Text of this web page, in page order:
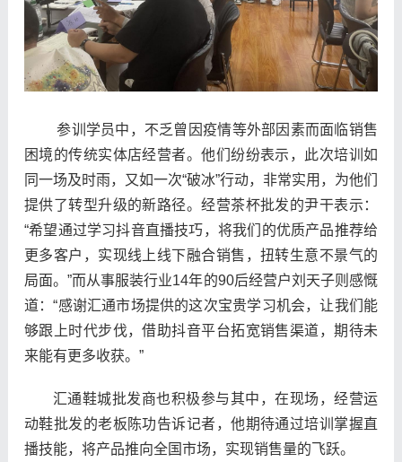
参训学员中，不乏 曾 因疫情等外部因素而面临销售
困境的传统实体店经营者。他们纷纷表示，此次培训如
同一场及时雨， 又如一次“破冰”行动，非常实用， 为他们
提供了转型升级的新路径。经营茶杯批发的尹干表示：
“希望通过学习抖音直播技巧，将我们的优质产品推荐给
更多客户，实现线上线下融合销售，扭转生意不景气的
局面。”而从事服装行业14年的90后经营户刘天子则感慨
道：“感谢汇通市场提供的这次宝贵学习机会，让我们能
够跟上时代步伐，借助抖音平台拓宽销售渠道，期待未
来能有更多收获。”
汇通鞋城批发商也积极参与其中，在现场，经营运
动鞋批发的老板陈功告诉记者，他期待通过培训掌握直
播技能，将产品推向全国市场，实现销售量的飞跃。